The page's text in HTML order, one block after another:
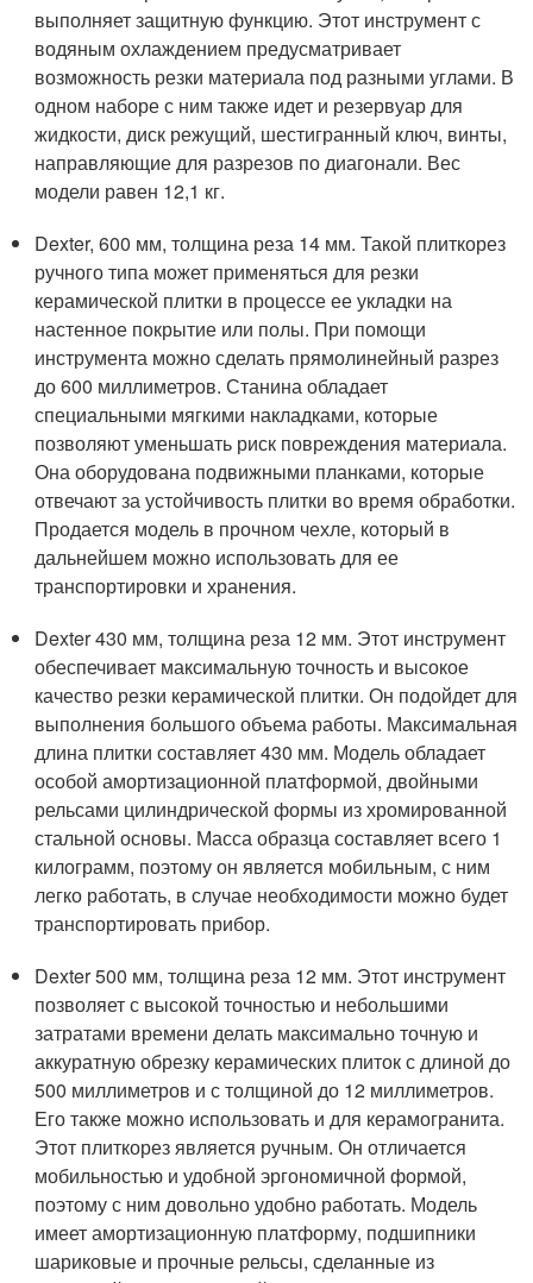
выполняет защитную функцию. Этот инструмент с
водяным охлаждением предусматривает
возможность резки материала под разными углами. В
одном наборе с ним также идет и резервуар для
жидкости, диск режущий, шестигранный ключ, винты,
направляющие для разрезов по диагонали. Вес
модели равен 12,1 кг.
Dexter, 600 мм, толщина реза 14 мм. Такой плиткорез
ручного типа может применяться для резки
керамической плитки в процессе ее укладки на
настенное покрытие или полы. При помощи
инструмента можно сделать прямолинейный разрез
до 600 миллиметров. Станина обладает
специальными мягкими накладками, которые
позволяют уменьшать риск повреждения материала.
Она оборудована подвижными планками, которые
отвечают за устойчивость плитки во время обработки.
Продается модель в прочном чехле, который в
дальнейшем можно использовать для ее
транспортировки и хранения.
Dexter 430 мм, толщина реза 12 мм. Этот инструмент
обеспечивает максимальную точность и высокое
качество резки керамической плитки. Он подойдет для
выполнения большого объема работы. Максимальная
длина плитки составляет 430 мм. Модель обладает
особой амортизационной платформой, двойными
рельсами цилиндрической формы из хромированной
стальной основы. Масса образца составляет всего 1
килограмм, поэтому он является мобильным, с ним
легко работать, в случае необходимости можно будет
транспортировать прибор.
Dexter 500 мм, толщина реза 12 мм. Этот инструмент
позволяет с высокой точностью и небольшими
затратами времени делать максимально точную и
аккуратную обрезку керамических плиток с длиной до
500 миллиметров и с толщиной до 12 миллиметров.
Его также можно использовать и для керамогранита.
Этот плиткорез является ручным. Он отличается
мобильностью и удобной эргономичной формой,
поэтому с ним довольно удобно работать. Модель
имеет амортизационную платформу, подшипники
шариковые и прочные рельсы, сделанные из